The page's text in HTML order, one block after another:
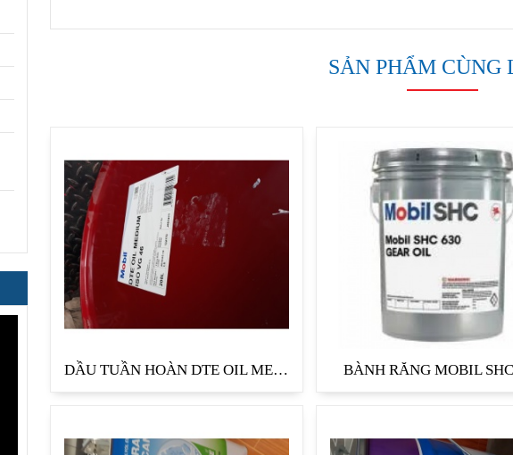
SẢN PHẨM CÙNG
DẦU TUẦN HOÀN DTE OIL MEDIUM BÀNH RĂNG MOBIL